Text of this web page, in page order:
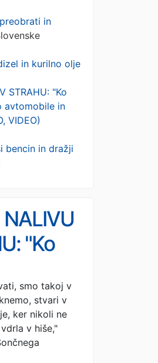
in
in kurilno olje
STRAHU: "Ko
avtomobile in
VIDEO)
bencin in dražji
"Ko
smo takoj v
stvari v
ker nikoli ne
v hiše,"